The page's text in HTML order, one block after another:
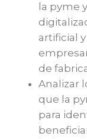
la pyme
artificial
de
Analizar
que la
para